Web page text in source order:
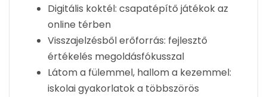
Digitális koktél: csapatépítő játékok az
online térben
Visszajelzésből erőforrás: fejlesztő
értékelés megoldásfókusszal
Látom a fülemmel, hallom a kezemmel:
iskolai gyakorlatok a többszörös